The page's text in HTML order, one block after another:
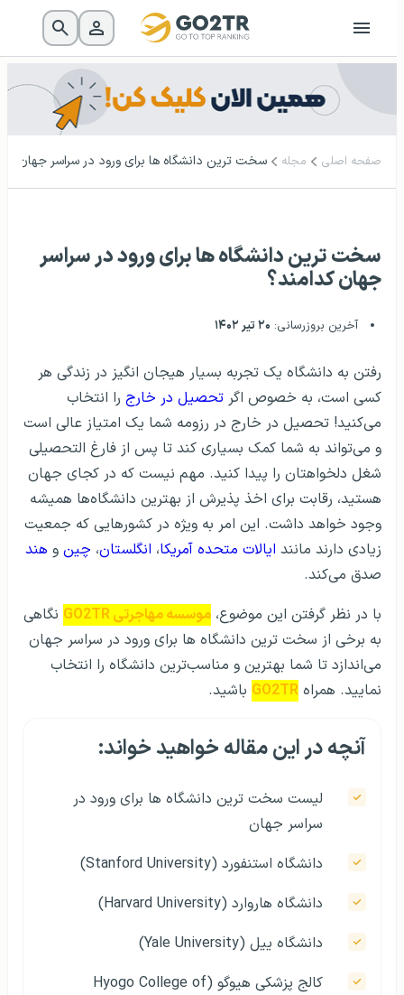
صفحه اصلی مجله سخت ترین دانشگاه ها برای ورود در سراسر جهان
سخت ترین دانشگاه ها برای ورود در سراسر
جهان کدامند؟
آخرین بروزرسانی: ۲۰ تیر ۱۴۰۲
رفتن به دانشگاه یک تجربه بسیار هیجان انگیز در زندگی هر
کسی است، به خصوص اگر تحصیل در خارج را انتخاب
می‌کنید! تحصیل در خارج در رزومه شما یک امتیاز عالی است
و می‌تواند به شما کمک بسیاری کند تا پس از فارغ التحصیلی
شغل دلخواهتان را پیدا کنید. مهم نیست که در کجای جهان
هستید، رقابت برای اخذ پذیرش از بهترین دانشگاه‌ها همیشه
وجود خواهد داشت. این امر به ویژه در کشورهایی که جمعیت
زیادی دارند مانند ایالات متحده آمریکا، انگلستان، چین و هند
صدق می‌کند.
با در نظر گرفتن این موضوع، موسسه مهاجرتی GO2TR
نگاهی
به برخی از سخت ترین دانشگاه ها برای ورود در سراسر جهان
می‌اندازد تا شما بهترین و مناسب‌ترین دانشگاه را انتخاب
نمایید. همراه GO2TR باشید.
آنچه در این مقاله خواهید خواند:
لیست سخت ترین دانشگاه ها برای ورود در
سراسر جهان
دانشگاه استنفورد (Stanford University)
دانشگاه هاروارد (Harvard University)
دانشگاه ییل (Yale University)
کالج پزشکی هیوگو (Hyogo College of